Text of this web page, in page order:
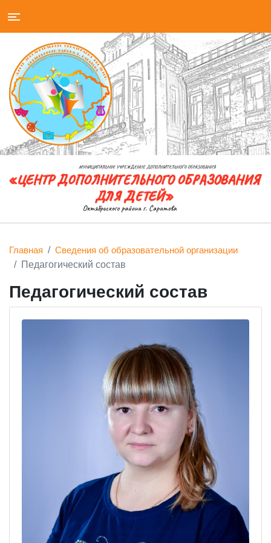
Главная
Сведения об образовательной организации
Педагогический состав
Педагогический состав